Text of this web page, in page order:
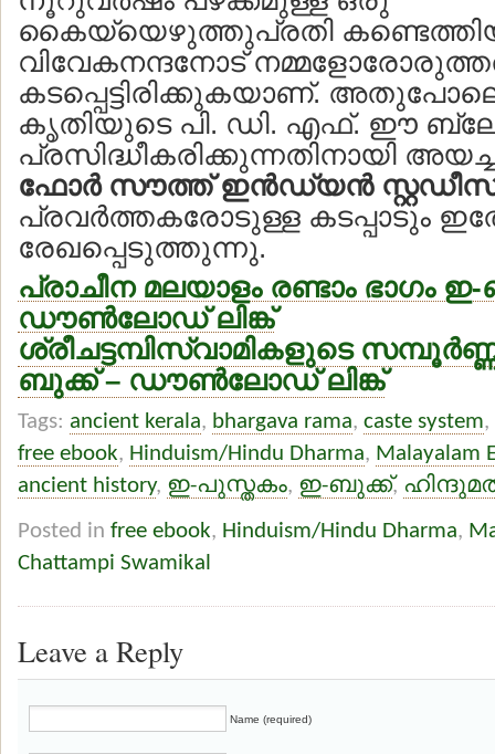
കൈയ്യെഴുത്തുപ്രതി
വിവേകനന്ദനോട്
കടപ്പെട്ടിരിക്കുകയാണ്.
കൃതിയുടെ പി. ഡി. എഫ്. ഈ
പ്രസിദ്ധീകരിക്കുന്നതിനായി
ഫോര്‍ സൗത്ത് ഇന്‍ഡ്യന്‍
പ്രവര്‍ത്തകരോടുള്ള കടപ്പാടും
രേഖപ്പെടുത്തുന്നു.
പ്രാചീന മലയാളം രണ്ടാം ഭാഗം
ഡൗണ്‍ലോഡ് ലിങ്ക്
ശ്രീചട്ടമ്പിസ്വാമികളുടെ
ബുക്ക് – ഡൗണ്‍ലോഡ് ലിങ്ക്
Tags: ancient kerala, bhargava rama, caste system,
free ebook, Hinduism/Hindu Dharma, Malayalam
ancient history, ഇ-പുസ്തകം, ഇ-ബുക്ക്,
Posted in free ebook, Hinduism/Hindu Dharma,
Chattampi Swamikal
Leave a Reply
Name (required)